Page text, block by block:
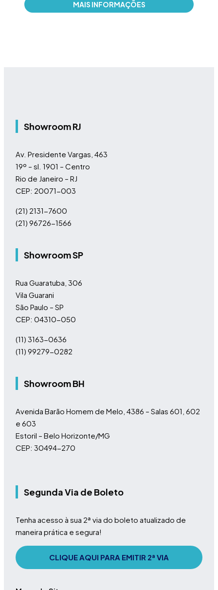
MAIS INFORMAÇÕES
Showroom RJ
Av. Presidente Vargas, 463
19º – sl. 1901 – Centro
Rio de Janeiro – RJ
CEP: 20071-003
(21) 2131-7600
(21) 96726-1566
Showroom SP
Rua Guaratuba, 306
Vila Guarani
São Paulo – SP
CEP: 04310-050
(11) 3163-0636
(11) 99279-0282
Showroom BH
Avenida Barão Homem de Melo, 4386 – Salas 601, 602
e 603
Estoril – Belo Horizonte/MG
CEP: 30494-270
Segunda Via de Boleto
Tenha acesso à sua 2ª via do boleto atualizado de
maneira prática e segura!
CLIQUE AQUI PARA EMITIR 2ª VIA